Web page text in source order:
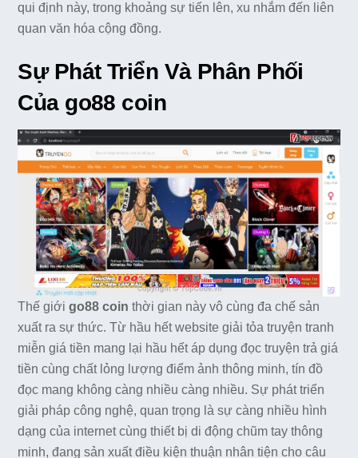
qui định này, trong khoảng sự tiến lên, xu nhắm đến liên
quan văn hóa cộng đồng.
Sự Phát Triển Và Phân Phối
Của go88 coin
Thế giớigo88 coin thời gian này vô cùng đa chế sản
xuất ra sự thức. Từ hầu hết website giải tỏa truyện tranh
miễn giá tiền mang lại hầu hết áp dụng đọc truyện trả giá
tiền cùng chất lỏng lượng điểm ảnh thông minh, tín đồ
đọc mang không càng nhiều càng nhiều. Sự phát triển
giải pháp công nghệ, quan trọng là sự càng nhiều hình
dạng của internet cùng thiết bị di động chũm tay thông
minh, đang sản xuất điều kiện thuận nhân tiện cho câu